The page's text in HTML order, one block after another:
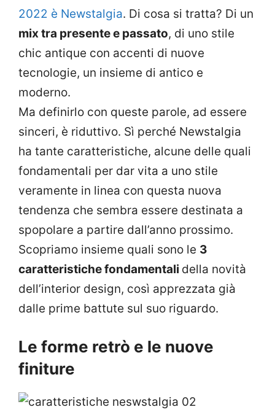
2022 è Newstalgia. Di cosa si tratta? Di un
mix tra presente e passato, di uno stile
chic antique con accenti di nuove
tecnologie, un insieme di antico e
moderno.
Ma definirlo con queste parole, ad essere
sinceri, è riduttivo. Sì perché Newstalgia
ha tante caratteristiche, alcune delle quali
fondamentali per dar vita a uno stile
veramente in linea con questa nuova
tendenza che sembra essere destinata a
spopolare a partire dall’anno prossimo.
Scopriamo insieme quali sono le 3
caratteristiche fondamentali della novità
dell’interior design, così apprezzata già
dalle prime battute sul suo riguardo.
Le forme retrò e le nuove
finiture